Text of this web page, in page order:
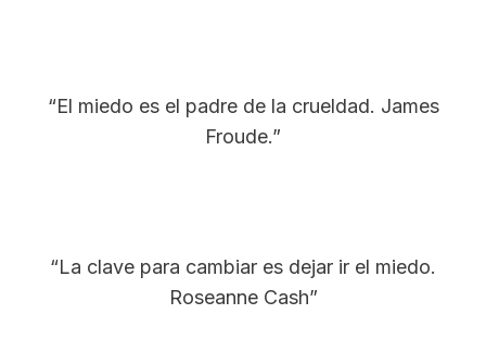
“El miedo es el padre de la crueldad. James
Froude.”
“La clave para cambiar es dejar ir el miedo.
Roseanne Cash”